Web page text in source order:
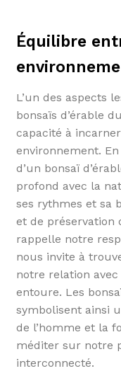
Équilibre
L’un des aspects
bonsaïs d’érable
capacité à
environnement.
d’un bonsaï
profond avec la
ses rythmes et sa
et de préservation
rappelle notre
nous invite à
notre relation
entoure. Les
symbolisent ainsi
de l’homme et la
méditer sur notre
interconnecté.